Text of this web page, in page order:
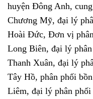
huyện Đông Anh,
Chương Mỹ, đại lý
Hoài Đức, Đơn vị
Long Biên, đại lý
Thanh Xuân, đại lý
Tây Hồ, phân phối
Liêm, đại lý phân